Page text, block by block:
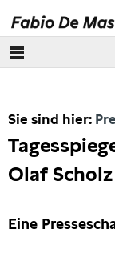
Europäisches
Themen
Sie sind hier:
Olaf Scholz
Eine